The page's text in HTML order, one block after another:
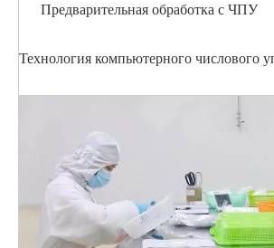
Предварительная обработка с ЧПУ
Технология компьютерного числового